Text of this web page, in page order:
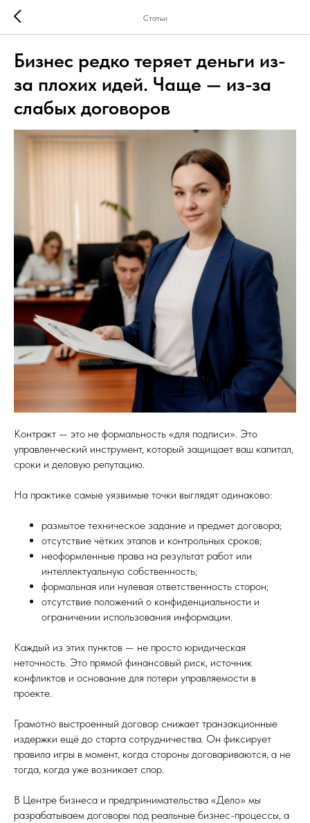
Статьи
Бизнес редко теряет деньги из-
за плохих идей. Чаще — из-за
слабых договоров
Контракт — это не формальность «для подписи». Это
управленческий инструмент, который защищает ваш капитал,
сроки и деловую репутацию.
На практике самые уязвимые точки выглядят одинаково:
размытое техническое задание и предмет договора;
отсутствие чётких этапов и контрольных сроков;
неоформленные права на результат работ или
интеллектуальную собственность;
формальная или нулевая ответственность сторон;
отсутствие положений о конфиденциальности и
ограничении использования информации.
Каждый из этих пунктов — не просто юридическая
неточность. Это прямой финансовый риск, источник
конфликтов и основание для потери управляемости в
проекте.
Грамотно выстроенный договор снижает транзакционные
издержки ещё до старта сотрудничества. Он фиксирует
правила игры в момент, когда стороны договариваются, а не
тогда, когда уже возникает спор.
В Центре бизнеса и предпринимательства «Дело» мы
разрабатываем договоры под реальные бизнес-процессы, а